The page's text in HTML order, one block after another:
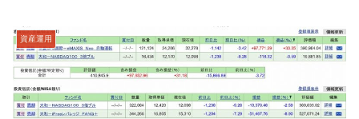
資産運用